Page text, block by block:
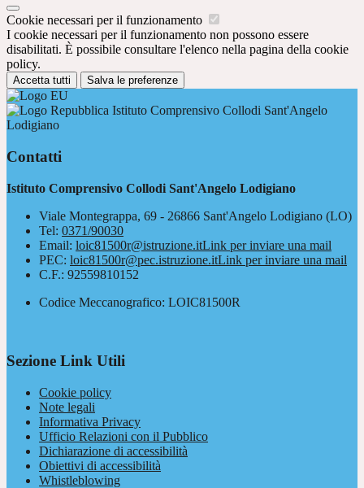
Cookie necessari per il funzionamento
I cookie necessari per il funzionamento non possono essere
disabilitati. È possibile consultare l'elenco nella pagina della cookie
policy.
Accetta tutti Salva le preferenze
Istituto Comprensivo Collodi Sant'Angelo
Lodigiano
Contatti
Istituto Comprensivo Collodi Sant'Angelo Lodigiano
Viale Montegrappa, 69 - 26866 Sant'Angelo Lodigiano (LO)
Tel: 0371/90030
Email: loic81500r@istruzione.itLink per inviare una mail
PEC: loic81500r@pec.istruzione.itLink per inviare una mail
C.F.: 92559810152
Codice Meccanografico: LOIC81500R
Sezione Link Utili
Cookie policy
Note legali
Informativa Privacy
Ufficio Relazioni con il Pubblico
Dichiarazione di accessibilità
Obiettivi di accessibilità
Whistleblowing